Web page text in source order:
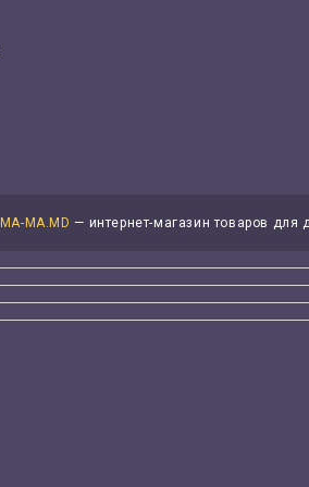
MA-MA.MD — интернет-магазин товаров для